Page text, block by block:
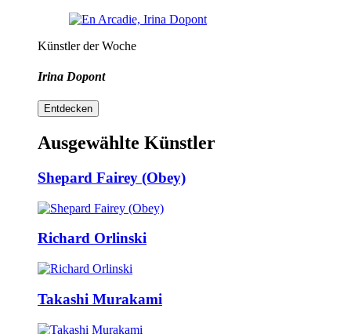
Künstler der Woche
Irina Dopont
Entdecken
Ausgewählte Künstler
Shepard Fairey (Obey)
Richard Orlinski
Takashi Murakami